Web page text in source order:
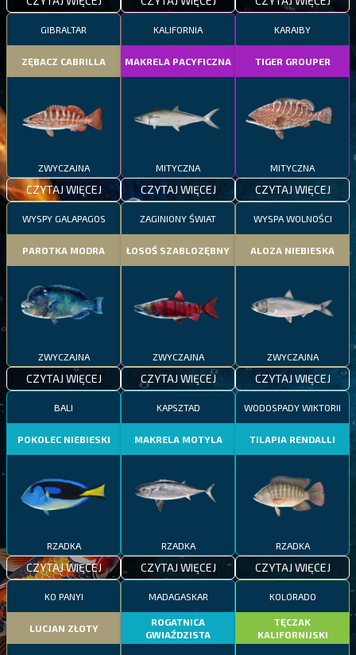
GIBRALTAR
ZĘBACZ CABRILLA
ZWYCZAJNA
CZYTAJ WIĘCEJ
KALIFORNIA
MAKRELA PACYFICZNA
MITYCZNA
CZYTAJ WIĘCEJ
KARAIBY
TIGER GROUPER
MITYCZNA
CZYTAJ WIĘCEJ
WYSPY GALAPAGOS
PAROTKA MODRA
ZWYCZAJNA
CZYTAJ WIĘCEJ
ZAGINIONY ŚWIAT
ŁOSOŚ SZABLOZĘBNY
ZWYCZAJNA
CZYTAJ WIĘCEJ
WYSPA WOLNOŚCI
ALOZA NIEBIESKA
ZWYCZAJNA
CZYTAJ WIĘCEJ
BALI
POKOLEC NIEBIESKI
RZADKA
CZYTAJ WIĘCEJ
KAPSZTAD
MAKRELA MOTYLA
RZADKA
CZYTAJ WIĘCEJ
WODOSPADY WIKTORII
TILAPIA RENDALLI
RZADKA
CZYTAJ WIĘCEJ
KO PANYI
LUCJAN ZŁOTY
MADAGASKAR
ROGATNICA
GWIAŹDZISTA
KOLORADO
TĘCZAK
KALIFORNIJSKI